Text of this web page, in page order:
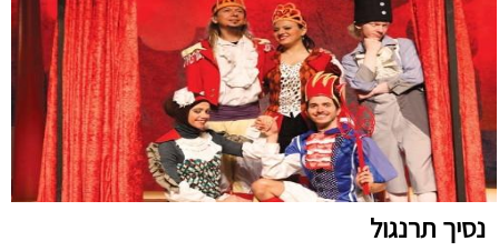
נסיך תרנגול